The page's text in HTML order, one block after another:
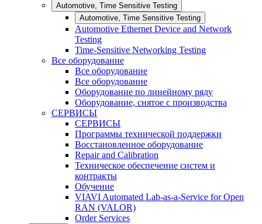
Automotive, Time Sensitive Testing
Automotive, Time Sensitive Testing
Automotive Ethernet Device and Network
Testing
Time-Sensitive Networking Testing
Все оборудование
Все оборудование
Все оборудование
Оборудование по линейному ряду
Оборудование, снятое с производства
СЕРВИСЫ
СЕРВИСЫ
Программы технической поддержки
Восстановленное оборудование
Repair and Calibration
Техническое обеспечение систем и
контракты
Обучение
VIAVI Automated Lab-as-a-Service for Open
RAN (VALOR)
Order Services